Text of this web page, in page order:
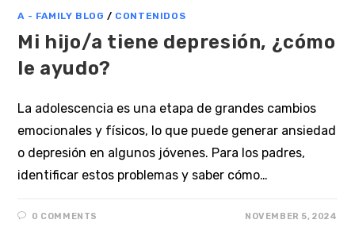
A - FAMILY BLOG / CONTENIDOS
Mi hijo/a tiene depresión, ¿cómo
le ayudo?
La adolescencia es una etapa de grandes cambios
emocionales y físicos, lo que puede generar ansiedad
o depresión en algunos jóvenes. Para los padres,
identificar estos problemas y saber cómo…
0 COMMENTS NOVEMBER 5, 2024